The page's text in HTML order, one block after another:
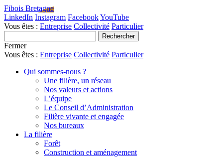
Fibois Bretagne
LinkedIn Instagram FacebookYouTube
Vous êtes : Entreprise Collectivité Particulier
Fermer
Vous êtes : Entreprise Collectivité Particulier
Qui sommes-nous ?
Une filière, un réseau
Nos valeurs et actions
L’équipe
Le Conseil d’Administration
Filière vivante et engagée
Nos bureaux
La filière
Forêt
Construction et aménagement